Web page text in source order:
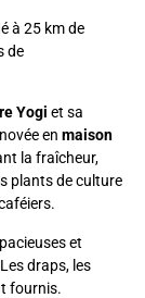
à 25 km de
de
Yogi et sa
en maison
la fraîcheur,
plants de culture
et
draps, les
fournis.